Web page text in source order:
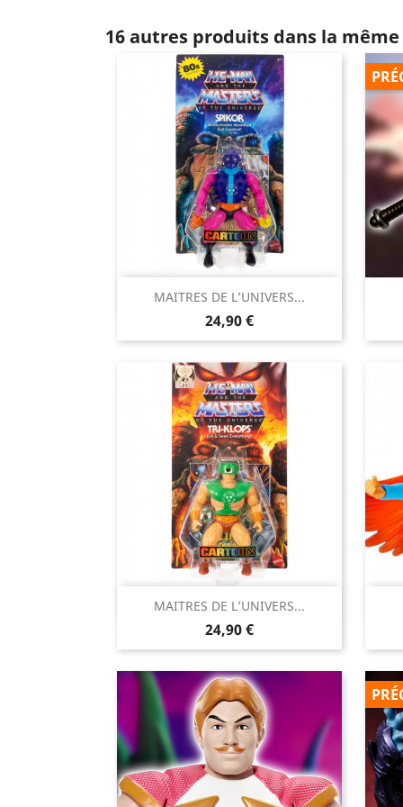
16 autres produits dans la
MAITRES DE L’UNIVERS...
Prix
24,90 €
Aperçu rapide
MAITRES DE L’UNIVERS...
Prix
24,90 €
Aperçu rapide